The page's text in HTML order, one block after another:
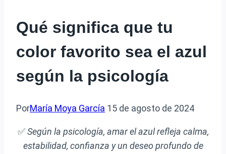
Qué significa que tu
color favorito sea el azul
según la psicología
PorMaría Moya García 15 de agosto de 2024
✅Según la psicología, amar el azul refleja calma,
estabilidad, confianza y un deseo profundo de